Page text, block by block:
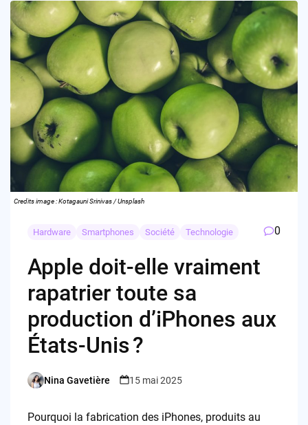
Credits image : Kotagauni Srinivas / Unsplash
Hardware Smartphones Société Technologie 0
Apple doit-elle vraiment
rapatrier toute sa
production d’iPhones aux
États-Unis ?
Posted
Nina Gavetière 15 mai 2025
Pourquoi la fabrication des iPhones, produits au